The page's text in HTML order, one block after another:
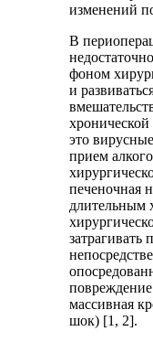
изменений
В
фоном
и
это
прием
печеночная
длительным
массивная
шок) [1, 2].